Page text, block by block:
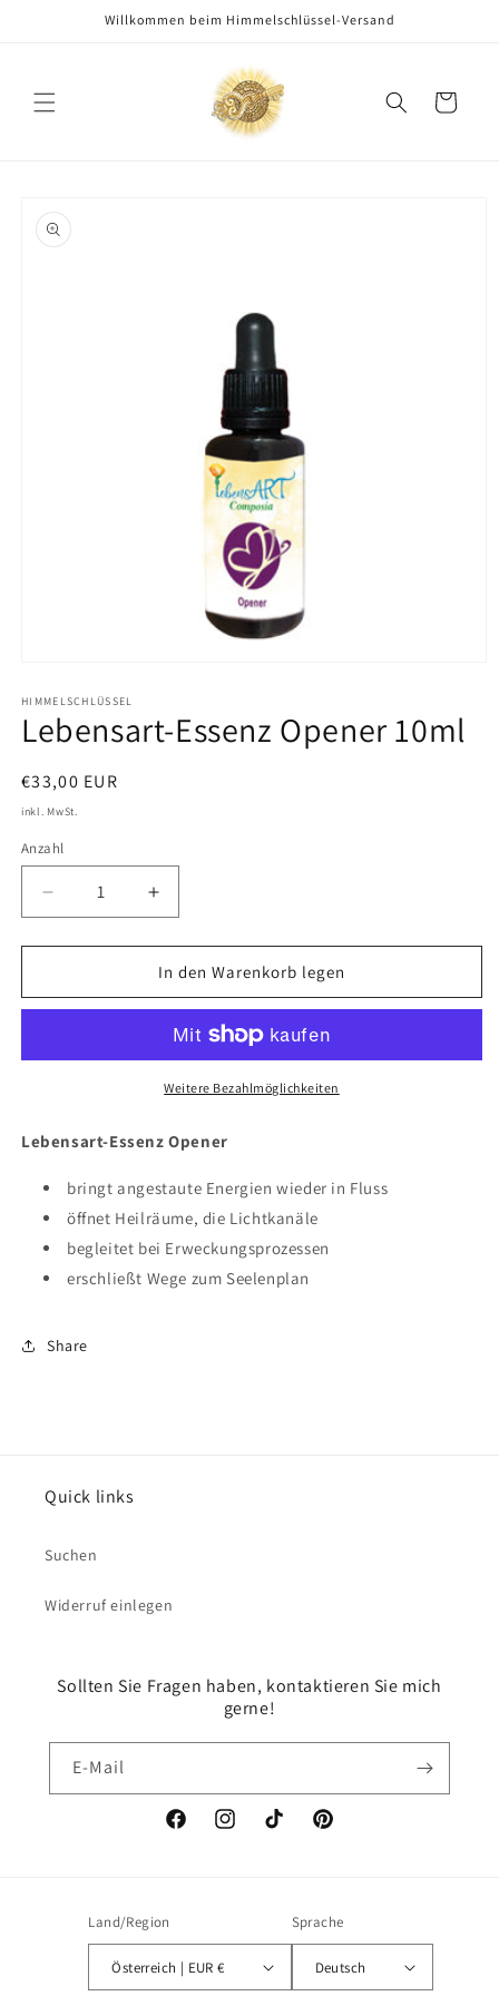
Willkommen beim Himmelschlüssel-Versand
Warenkorb
in
Modal
öffnen
HIMMELSCHLÜSSEL
Lebensart-Essenz Opener 10ml
Normaler
Preis
€33,00 EUR
inkl. MwSt.
Anzahl
Verringere
die
Menge
Lebensart-
10ml
Erhöhe
die
Menge
für
Lebensart-
Opener
10ml
In den Warenkorb legen
Weitere Bezahlmöglichkeiten
Lebensart-Essenz Opener
bringt angestaute Energien wieder in Fluss
öffnet Heilräume, die Lichtkanäle
begleitet bei Erweckungsprozessen
erschließt Wege zum Seelenplan
Share
Quick links
Suchen
Widerruf einlegen
Sollten Sie Fragen haben, kontaktieren Sie mich
gerne!
E-Mail
FacebookInstagramTikTok Pinterest
Land/Region
Österreich | EUR €
Sprache
Deutsch